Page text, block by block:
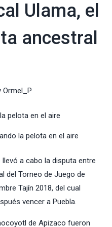
Ulama, el
ancestral
Ormel_P
la pelota en el aire
a cabo la disputa entre
del Torneo de Juego de
Tajín 2018, del cual
vencer a Puebla.
de Apizaco fueron